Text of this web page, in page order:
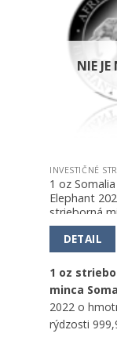
NIE
INVESTIČNÉ
1 oz Somalia
Elephant
strieborná
DETAIL
1 oz
minca
2022 o
rýdzosti